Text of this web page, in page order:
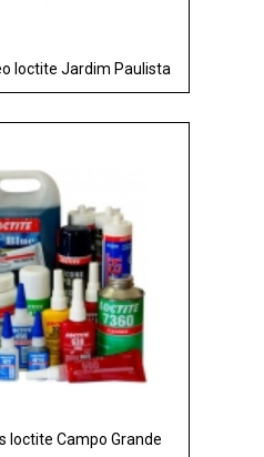
loctite Jardim Paulista
loctite Campo Grande